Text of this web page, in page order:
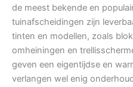
de meest bekende en
tuinafscheidingen zijn
tinten en modellen, zoals
omheiningen en
geven een eigentijdse en
verlangen wel enig